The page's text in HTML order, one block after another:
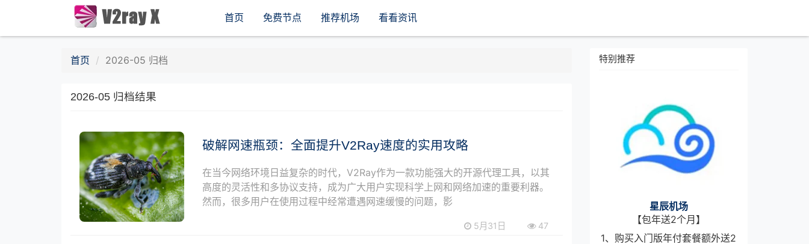
首页 免费节点 推荐机场 看看资讯
首页 2026-05 归档
2026-05 归档结果
破解网速瓶颈：全面提升V2Ray速度的实用攻略
在当今网络环境日益复杂的时代，V2Ray作为一款功能强大的开源代理工具，以其
高度的灵活性和多协议支持，成为广大用户实现科学上网和网络加速的重要利器。
然而，很多用户在使用过程中经常遭遇网速缓慢的问题，影
5月31日 47
特别推荐
星辰机场
【包年送2个月】
1、购买入门版年付套餐额外送2